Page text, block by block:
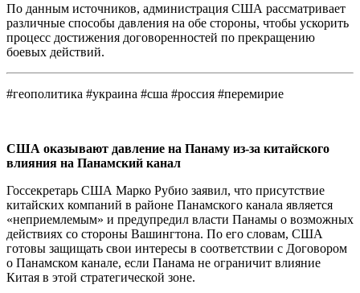
По данным источников, администрация США рассматривает
различные способы давления на обе стороны, чтобы ускорить
процесс достижения договоренностей по прекращению
боевых действий.
#геополитика #украина #сша #россия #перемирие
США оказывают давление на Панаму из-за китайского
влияния на Панамский канал
Госсекретарь США Марко Рубио заявил, что присутствие
китайских компаний в районе Панамского канала является
«неприемлемым» и предупредил власти Панамы о возможных
действиях со стороны Вашингтона. По его словам, США
готовы защищать свои интересы в соответствии с Договором
о Панамском канале, если Панама не ограничит влияние
Китая в этой стратегической зоне.